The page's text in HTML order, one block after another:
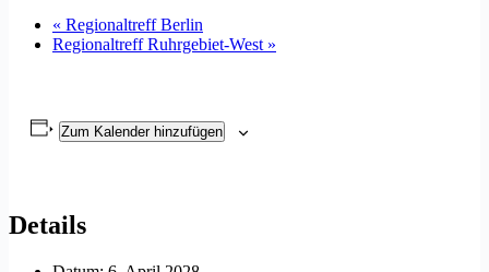
« Regionaltreff Berlin
Regionaltreff Ruhrgebiet-West »
Zum Kalender hinzufügen
Details